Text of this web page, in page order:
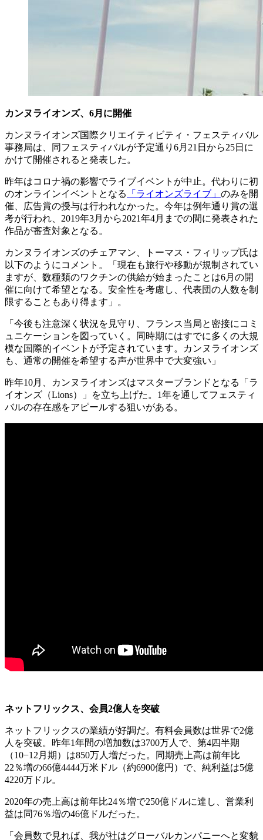
カンヌライオンズ、6月に開催
カンヌライオンズ国際クリエイティビティ・フェスティバル
事務局は、同フェスティバルが予定通り6月21日から25日に
かけて開催されると発表した。
昨年はコロナ禍の影響でライブイベントが中止。代わりに初
のオンラインイベントとなる
「ライオンズライブ」 のみを開
催、広告賞の授与は行われなかった。今年は例年通り賞の選
考が行われ、2019年3月から2021年4月までの間に発表された
作品が審査対象となる。
カンヌライオンズのチェアマン、トーマス・フィリップ氏は
以下のようにコメント。「現在も旅行や移動が規制されてい
ますが、数種類のワクチンの供給が始まったことは6月の開
催に向けて希望となる。安全性を考慮し、代表団の人数を制
限することもあり得ます」。
「今後も注意深く状況を見守り、フランス当局と密接にコミ
ュニケーションを図っていく。同時期にはすでに多くの大規
模な国際的イベントが予定されています。カンヌライオンズ
も、通常の開催を希望する声が世界中で大変強い」
昨年10月、カンヌライオンズはマスターブランドとなる「ラ
イオンズ（Lions）」を立ち上げた。1年を通してフェスティ
バルの存在感をアピールする狙いがある。
ネットフリックス、会員2億人を突破
ネットフリックスの業績が好調だ。有料会員数は世界で2億
人を突破。昨年1年間の増加数は3700万人で、第4四半期
（10−12月期）は850万人増だった。同期売上高は前年比
22％増の66億4444万米ドル（約6900億円）で、純利益は5億
4220万ドル。
2020年の売上高は前年比24％増で250億ドルに達し、営業利
益は同76％増の46億ドルだった。
「会員数で見れば、我が社はグローバルカンパニーへと変貌